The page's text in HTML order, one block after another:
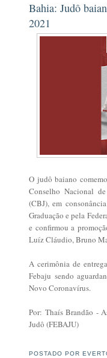
Bahia: Judô
2021
O judô baiano
Conselho Nacional
(CBJ), em
Graduação e pela
e confirmou a
Luíz Cláudio, Bruno
A cerimônia de
Febaju sendo
Novo Coronavírus.
Por: Thaís Brandão -
Judô (FEBAJU)
POSTADO POR